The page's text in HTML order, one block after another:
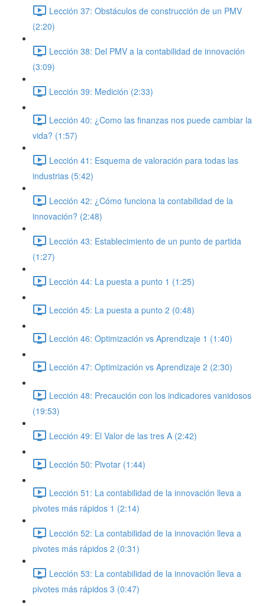
Lección 37: Obstáculos de construcción de un PMV
(2:20)
Lección 38: Del PMV a la contabilidad de innovación
(3:09)
Lección 39: Medición (2:33)
Lección 40: ¿Como las finanzas nos puede cambiar la
vida? (1:57)
Lección 41: Esquema de valoración para todas las
industrias (5:42)
Lección 42: ¿Cómo funciona la contabilidad de la
innovación? (2:48)
Lección 43: Establecimiento de un punto de partida
(1:27)
Lección 44: La puesta a punto 1 (1:25)
Lección 45: La puesta a punto 2 (0:48)
Lección 46: Optimización vs Aprendizaje 1 (1:40)
Lección 47: Optimización vs Aprendizaje 2 (2:30)
Lección 48: Precaución con los indicadores vanidosos
(19:53)
Lección 49: El Valor de las tres A (2:42)
Lección 50: Pivotar (1:44)
Lección 51: La contabilidad de la innovación lleva a
pivotes más rápidos 1 (2:14)
Lección 52: La contabilidad de la innovación lleva a
pivotes más rápidos 2 (0:31)
Lección 53: La contabilidad de la innovación lleva a
pivotes más rápidos 3 (0:47)